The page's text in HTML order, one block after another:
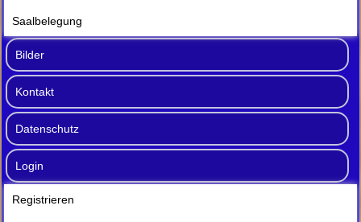
Saalbelegung
Bilder
Kontakt
Datenschutz
Login
Registrieren